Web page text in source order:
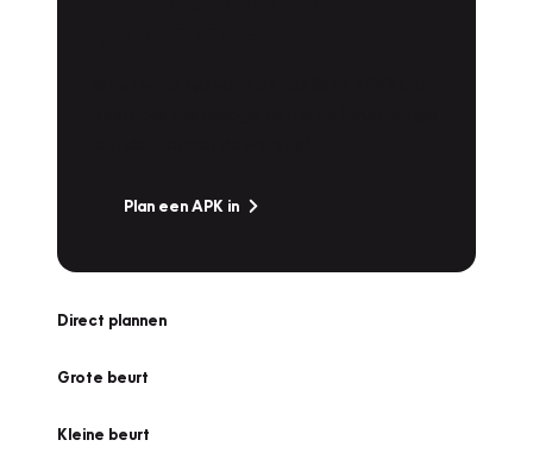
Plan een APK in
Direct plannen
Grote beurt
Kleine beurt